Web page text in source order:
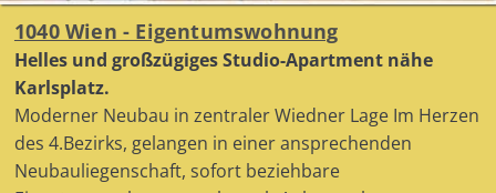
1040 Wien - Eigentumswohnung
Helles und großzügiges Studio-Apartment nähe
Karlsplatz.
Moderner Neubau in zentraler Wiedner Lage Im Herzen
des 4.Bezirks, gelangen in einer ansprechenden
Neubauliegenschaft, sofort beziehbare